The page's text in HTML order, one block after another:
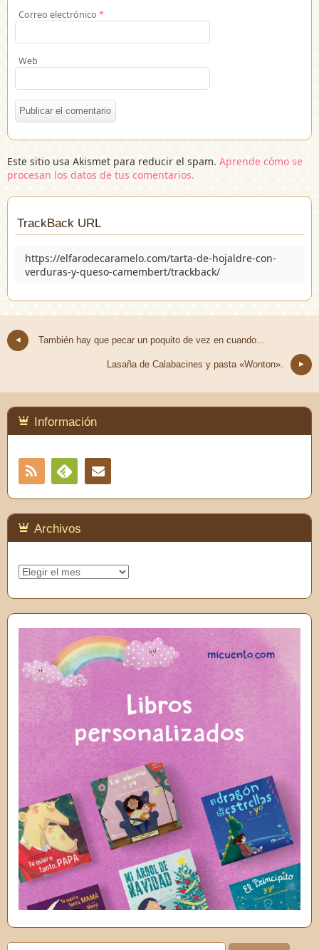
Correo electrónico *
Web
Este sitio usa Akismet para reducir el spam. Aprende cómo se
procesan los datos de tus comentarios.
TrackBack URL
https://elfarodecaramelo.com/tarta-de-hojaldre-con-
verduras-y-queso-camembert/trackback/
También hay que pecar un poquito de vez en cuando…
Lasaña de Calabacines y pasta «Wonton».
Información
RSS
Feedly
Archivos
Archivos